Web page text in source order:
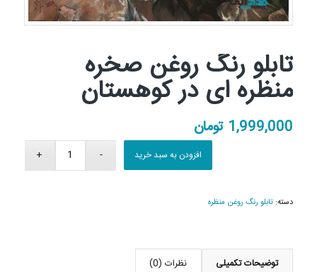
تابلو رنگ روغن صخره
منظره ای در کوهستان
1,999,000 تومان
افزودن به سبد خرید
دسته: تابلو رنگ روغن منظره
توضیحات تکمیلی نظرات (0)